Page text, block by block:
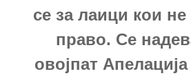
се за лаици кои не
право. Се
овојпат